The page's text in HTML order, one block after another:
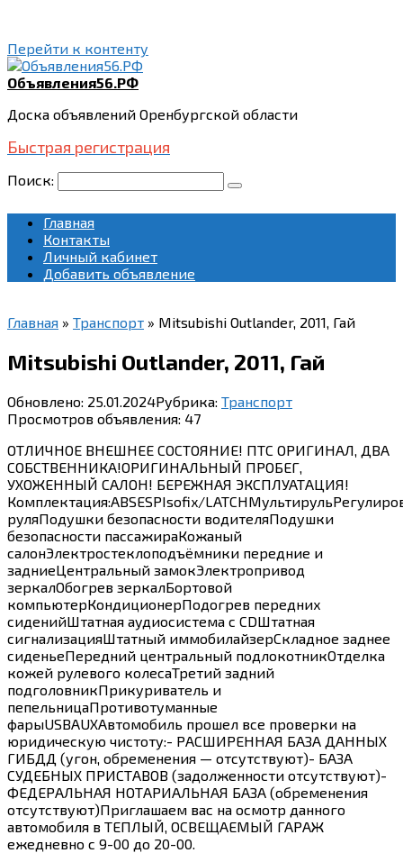
Перейти к контенту
Объявления56.РФ
Доска объявлений Оренбургской области
Быстрая регистрация
Поиск:
Главная
Контакты
Личный кабинет
Добавить объявление
Главная » Транспорт » Mitsubishi Outlander, 2011, Гай
Mitsubishi Outlander, 2011, Гай
Обновлено: 25.01.2024Рубрика: Транспорт
Просмотров объявления: 47
ОТЛИЧНОЕ ВНЕШНЕЕ СОСТОЯНИЕ! ПТС ОРИГИНАЛ, ДВА
СОБСТВЕННИКА!ОРИГИНАЛЬНЫЙ ПРОБЕГ,
УХОЖЕННЫЙ САЛОН! БЕРЕЖНАЯ ЭКСПЛУАТАЦИЯ!
Комплектация:ABSESPIsofix/
руляПодушки безопасности водителяПодушки
безопасности пассажираКожаный
салонЭлектростеклоподъёмники передние и
задниеЦентральный замокЭлектропривод
зеркалОбогрев зеркалБортовой
компьютерКондиционерПодогрев передних
сиденийШтатная аудиосистема с CDШтатная
сигнализацияШтатный иммобилайзерСкладное заднее
сиденьеПередний центральный подлокотникОтделка
кожей рулевого колесаТретий задний
подголовникПрикуриватель и
пепельницаПротивотуманные
фарыUSBAUXАвтомобиль прошел все проверки на
юридическую чистоту:- РАСШИРЕННАЯ БАЗА ДАННЫХ
ГИБДД (угон, обременения — отсутствуют)- БАЗА
СУДЕБНЫХ ПРИСТАВОВ (задолженности отсутствуют)-
ФЕДЕРАЛЬНАЯ НОТАРИАЛЬНАЯ БАЗА (обременения
отсутствуют)Приглашаем вас на осмотр данного
автомобиля в ТЕПЛЫЙ, ОСВЕЩАЕМЫЙ ГАРАЖ
ежедневно с 9-00 до 20-00.